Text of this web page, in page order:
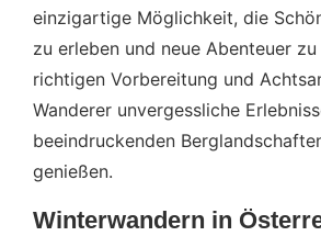
einzigartige Möglichkeit, die
zu erleben und neue Abenteuer
richtigen Vorbereitung und
Wanderer unvergessliche
beeindruckenden
genießen.
Winterwandern in